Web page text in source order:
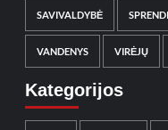
SAVIVALDYBĖ
VANDENYS VIRĖJŲ
Kategorijos